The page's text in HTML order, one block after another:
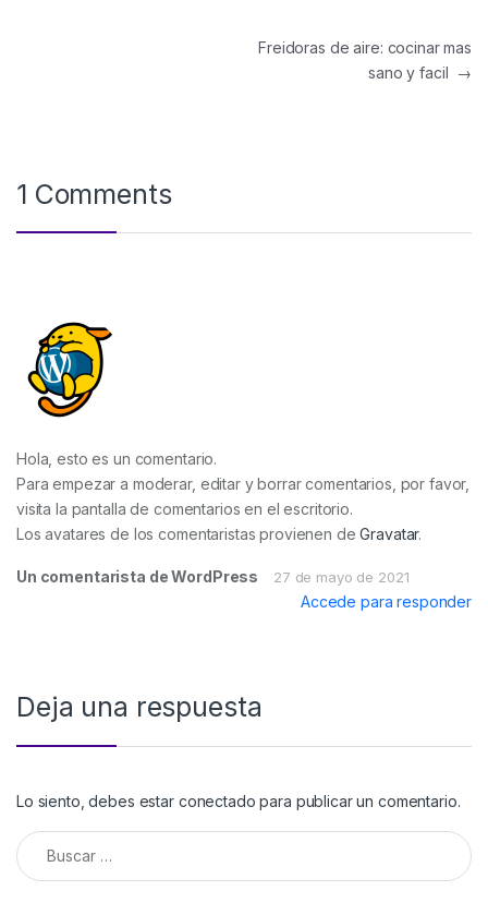
Navegación de entradasFreidoras de aire: cocinar mas
sano y facil →
1 Comments
Hola, esto es un comentario.
Para empezar a moderar, editar y borrar comentarios, por favor,
visita la pantalla de comentarios en el escritorio.
Los avatares de los comentaristas provienen deGravatar.
Un comentarista de WordPress 27 de mayo de 2021
Accede para responder
Deja una respuesta
Lo siento, debes estar conectado para publicar un comentario.
Buscar: